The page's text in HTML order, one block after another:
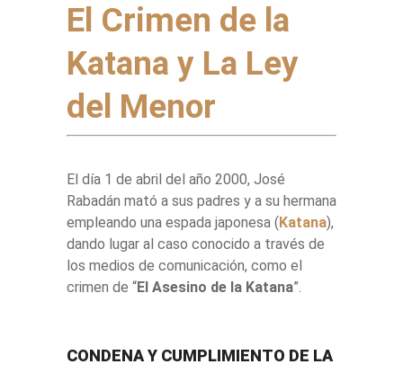
El Crimen de la
Katana y La Ley
del Menor
El día 1 de abril del año 2000, José
Rabadán mató a sus padres y a su hermana
empleando una espada japonesa (Katana),
dando lugar al caso conocido a través de
los medios de comunicación, como el
crimen de “El Asesino de la Katana”.
CONDENA Y CUMPLIMIENTO DE LA